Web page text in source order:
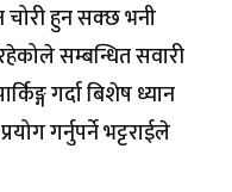
चोरी हुन सक्छ भनी
सम्बन्धित सवारी
गर्दा बिशेष ध्यान
गर्नुपर्ने भट्टराईले